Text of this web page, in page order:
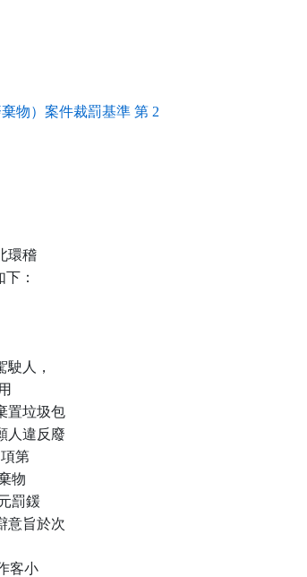
物）案件裁罰基準 第 2
環稽
：
人，
置垃圾包
人違反廢
第
物
罰鍰
意旨於次
客小